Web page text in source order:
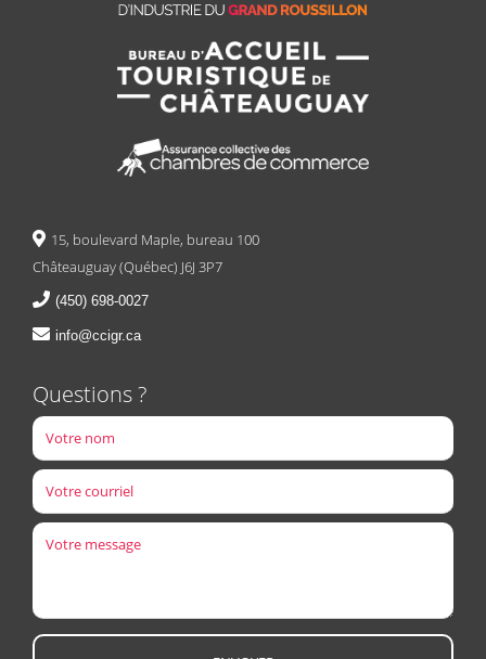
15, boulevard Maple, bureau 100
Châteauguay (Québec) J6J 3P7
(450) 698-0027
info@ccigr.ca
Questions ?